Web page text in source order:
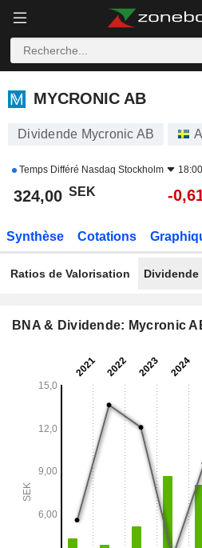
MYCRONIC AB
MYCRONIC AB
Dividende Mycronic AB
Temps Différé Nasdaq Stockholm
324,00 SEK -
Synthèse Cotations
Ratios de Valorisation Dividende
BNA & Dividende: Mycronic